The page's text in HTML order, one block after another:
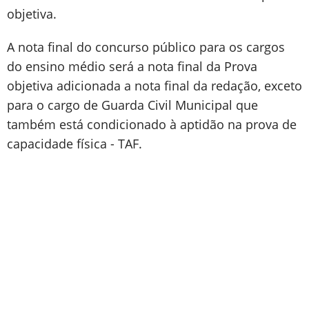
objetiva.
A nota final do concurso público para os cargos
do ensino médio será a nota final da Prova
objetiva adicionada a nota final da redação, exceto
para o cargo de Guarda Civil Municipal que
também está condicionado à aptidão na prova de
capacidade física - TAF.